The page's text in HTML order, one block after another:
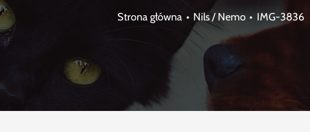
Strona główna Nils / Nemo IMG-3836